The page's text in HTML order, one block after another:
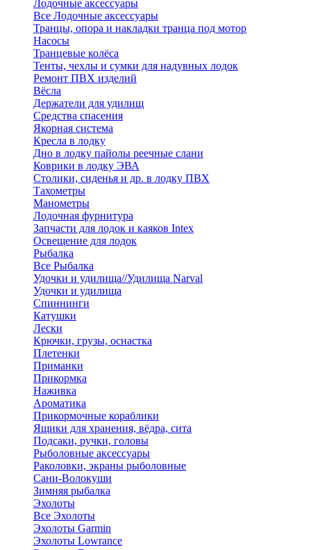
Лодочные аксессуары
Все Лодочные аксессуары
Транцы, опора и накладки транца под мотор
Насосы
Транцевые колёса
Тенты, чехлы и сумки для надувных лодок
Ремонт ПВХ изделий
Вёсла
Держатели для удилищ
Средства спасения
Якорная система
Кресла в лодку
Дно в лодку пайолы реечные слани
Коврики в лодку ЭВА
Столики, сиденья и др. в лодку ПВХ
Тахометры
Манометры
Лодочная фурнитура
Запчасти для лодок и каяков Intex
Освещение для лодок
Рыбалка
Все Рыбалка
Удочки и удилища//Удилища Narval
Удочки и удилища
Спиннинги
Катушки
Лески
Крючки, грузы, оснастка
Плетенки
Приманки
Прикормка
Наживка
Ароматика
Прикормочные кораблики
Ящики для хранения, вёдра, сита
Подсаки, ручки, головы
Рыболовные аксессуары
Раколовки, экраны рыболовные
Сани-Волокуши
Зимняя рыбалка
Эхолоты
Все Эхолоты
Эхолоты Garmin
Эхолоты Lowrance